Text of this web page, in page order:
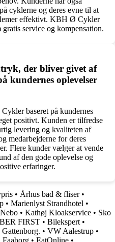
cyklerne og deres evne til at
effektivt. KBH Ø Cykler
service og kompensation.
der bliver givet af
kundernes oplevelser
baseret på kundernes
positivt. Kunden er tilfredse
levering og kvaliteten af
medarbejderne for deres
Flere kunder vælger at vende
af den gode oplevelse og
erfaringer.
• Århus bad & fliser•
• Marienlyst Strandhotel •
• Kathøj Kloakservice • Sko
FIRST • Bilekspert •
• VW Aalestrup •